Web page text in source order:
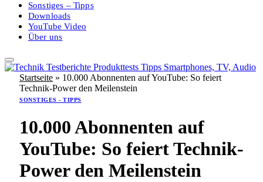
Sonstiges – Tipps
Downloads
YouTube Video
Über uns
Startseite » 10.000 Abonnenten auf YouTube: So feiert
Technik-Power den Meilenstein
SONSTIGES - TIPPS
10.000 Abonnenten auf
YouTube: So feiert Technik-
Power den Meilenstein